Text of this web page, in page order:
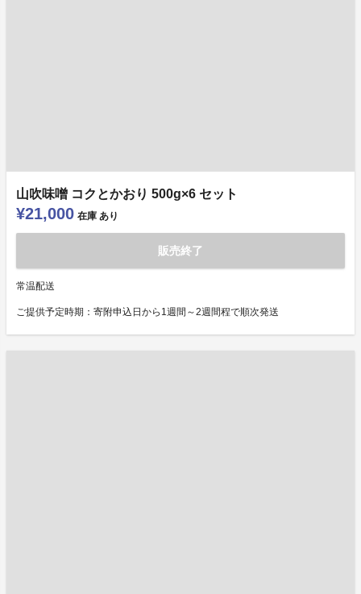
山吹味噌 コクとかおり 500g×6 セット
¥21,000 在庫 あり
販売終了
常温配送
ご提供予定時期：寄附申込日から1週間～2週間程で順次発送